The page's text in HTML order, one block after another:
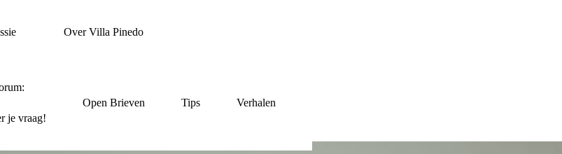
Over Villa Pinedo
je vraag!
Open Brieven Tips Verhalen